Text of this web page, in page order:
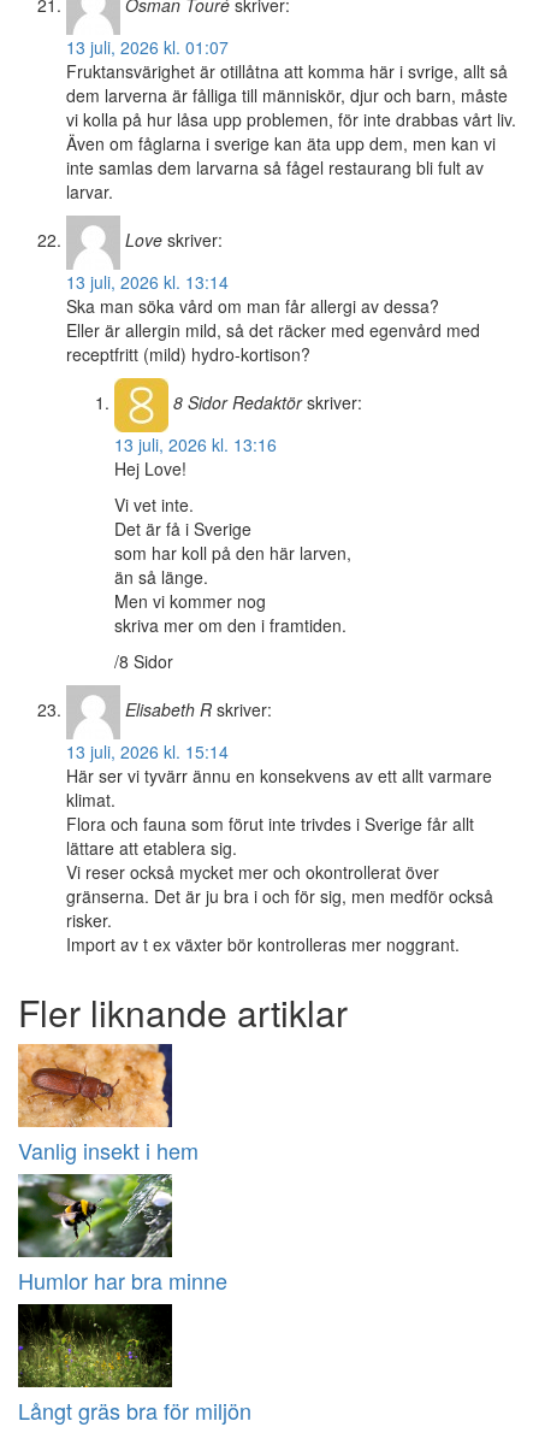
Osman Touré skriver:
13 juli, 2026 kl. 01:07
Fruktansvärighet är otillåtna att komma här i svrige, allt så
dem larverna är fålliga till människör, djur och barn, måste
vi kolla på hur låsa upp problemen, för inte drabbas vårt liv.
Även om fåglarna i sverige kan äta upp dem, men kan vi
inte samlas dem larvarna så fågel restaurang bli fult av
larvar.
Love skriver:
13 juli, 2026 kl. 13:14
Ska man söka vård om man får allergi av dessa?
Eller är allergin mild, så det räcker med egenvård med
receptfritt (mild) hydro-kortison?
8 SidorRedaktör skriver:
13 juli, 2026 kl. 13:16
Hej Love!
Vi vet inte.
Det är få i Sverige
som har koll på den här larven,
än så länge.
Men vi kommer nog
skriva mer om den i framtiden.
/8 Sidor
Elisabeth R skriver:
13 juli, 2026 kl. 15:14
Här ser vi tyvärr ännu en konsekvens av ett allt varmare
klimat.
Flora och fauna som förut inte trivdes i Sverige får allt
lättare att etablera sig.
Vi reser också mycket mer och okontrollerat över
gränserna. Det är ju bra i och för sig, men medför också
risker.
Import av t ex växter bör kontrolleras mer noggrant.
Fler liknande artiklar
Vanlig insekt i hem
Humlor har bra minne
Långt gräs bra för miljön